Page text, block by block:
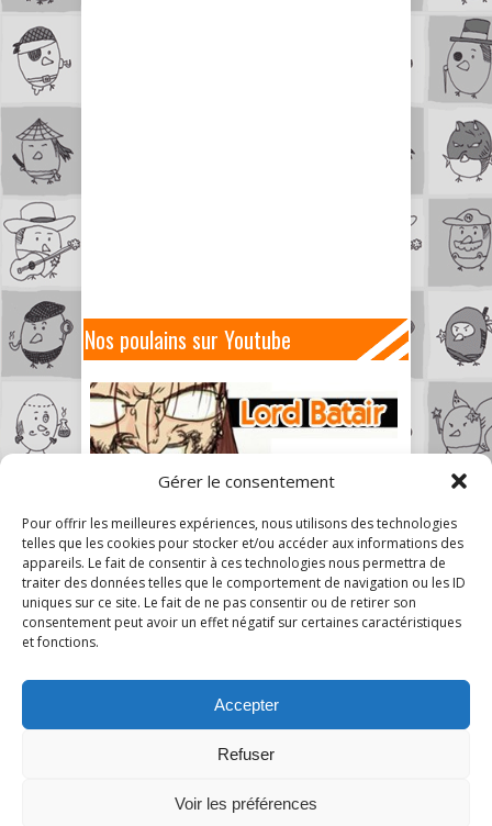
Gérer le consentement
Pour offrir les meilleures expériences, nous utilisons des technologies
telles que les cookies pour stocker et/ou accéder aux informations des
appareils. Le fait de consentir à ces technologies nous permettra de
traiter des données telles que le comportement de navigation ou les ID
uniques sur ce site. Le fait de ne pas consentir ou de retirer son
consentement peut avoir un effet négatif sur certaines caractéristiques
et fonctions.
Accepter
Refuser
Voir les préférences
Nos poulains sur Youtube